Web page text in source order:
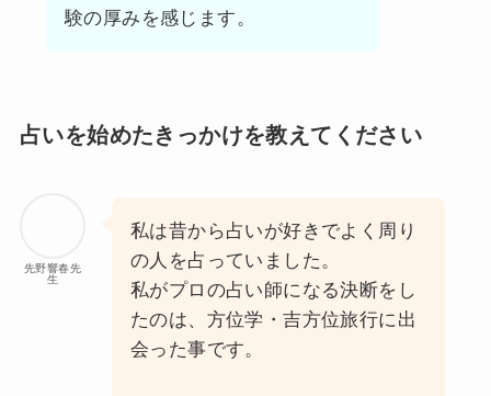
験の厚みを感じます。
占いを始めたきっかけを教えてください
先野響春先
生
私は昔から占いが好きでよく周り
の人を占っていました。
私がプロの占い師になる決断をし
たのは、方位学・吉方位旅行に出
会った事です。